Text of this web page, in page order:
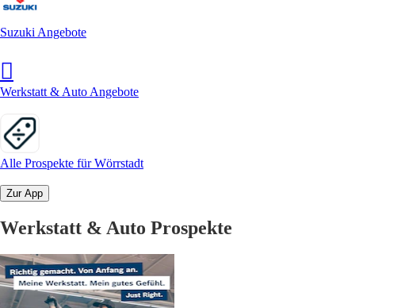
Suzuki Angebote
Werkstatt & Auto Angebote
Alle Prospekte für Wörrstadt
Zur App
Werkstatt & Auto Prospekte